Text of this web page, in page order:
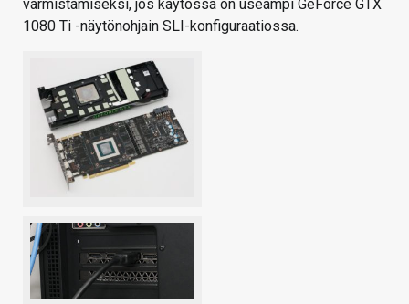
varmistamiseksi, jos käytössä on useampi GeForce GTX
1080 Ti -näytönohjain SLI-konfiguraatiossa.